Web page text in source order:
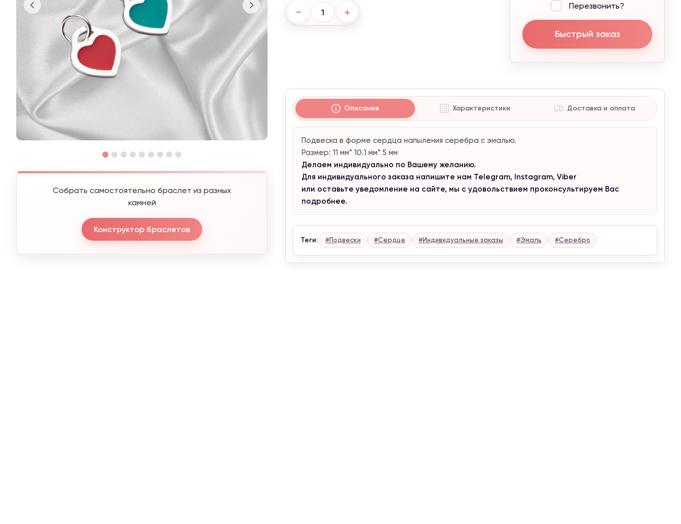
Акция от 4300 ₴
При заказе от 4300 грн, кольцов подарок и бесплатная доставка.
Информация для клиентов
Внимание, сейчас проводится корректировка цен. Уточняйте
С уважением, Naturalstones.jewerly
Собрать самостоятельно браслет из разных
камней
Конструктор браслетов
− +
Перезвонить?
Быстрый заказ
Описание Характеристики Доставка и оплата
Подвеска в форме сердца напыления серебра с эмалью.
Размер: 11 мм* 10.1 мм* 5 мм
Делаем индивидуально по Вашему желанию.
Для индивидуального заказа напишите нам Telegram, Instagram, Viber
или оставьте уведомление на сайте, мы с удовольствием проконсультируем Вас
подробнее.
Теги: #Подвески #Сердце #Индивидуальные заказы #Эмаль #Серебро